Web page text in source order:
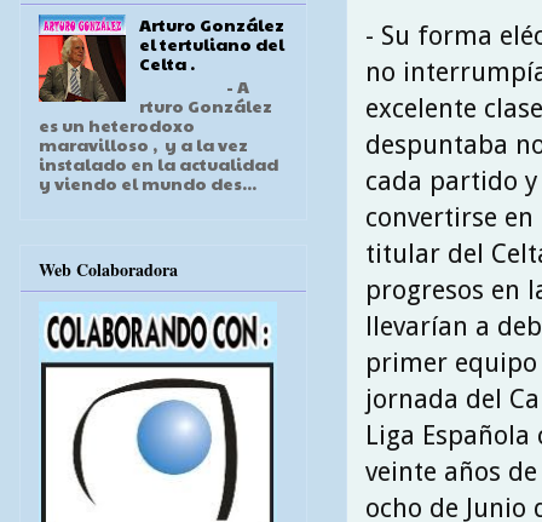
- Su forma
no
excelente
despuntaba
cada partido
convertirse
titular del
progresos en
llevarían a
primer
jornada del
Liga Española
veinte años
ocho de
Arturo González
el tertuliano del
Celta .
- A
rturo González
es un heterodoxo
maravilloso , y a la vez
instalado en la actualidad
y viendo el mundo des...
Web Colaboradora